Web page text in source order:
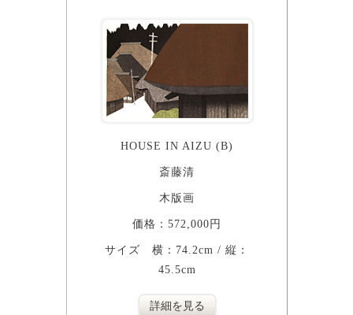
HOUSE IN AIZU (B)
斎藤清
木版画
価格：572,000円
サイズ 横：74.2cm / 縦：
45.5cm
詳細を見る